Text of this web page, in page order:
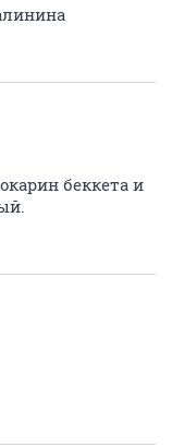
беккета и